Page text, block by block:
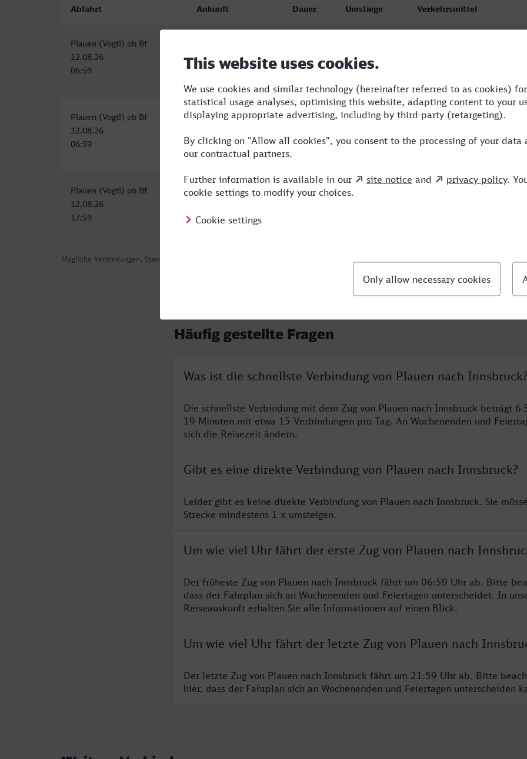
Mögliche Verbindungen, Stand: 2026-07-29 06:46
Abfahrt Ankunft Dauer Umstiege Verkehrsmittel
Plauen (Vogtl) ob Bf
12.08.26
06:59
12.08.26
13:18
Plauen (Vogtl) ob Bf
12.08.26
06:59
Innsbruck Hbf
13:18
6:19 3 RE,RJ,ICE,MRB
Plauen (Vogtl) ob Bf
12.08.26
17:59
Innsbruck Hbf
05:40
11:41 6
Häufig gestellte Fragen
Was ist die schnellste Verbindung von Plauen nach Innsbruck?
Die schnellste Verbindung mit dem Zug von Plauen nach Innsbruck beträgt 6
19 Minuten mit etwa 15 Verbindungen pro Tag. An Wochenenden und
sich die Reisezeit ändern.
Gibt es eine direkte Verbindung von Plauen nach Innsbruck?
Leider gibt es keine direkte Verbindung von Plauen nach Innsbruck. Sie
Strecke mindestens 1 x umsteigen.
Um wie viel Uhr fährt der erste Zug von Plauen nach
Der früheste Zug von Plauen nach Innsbruck fährt um 06:59 Uhr ab. Bitte
dass der Fahrplan sich an Wochenenden und Feiertagen unterscheidet. In
Reiseauskunft erhalten Sie alle Informationen auf einen Blick.
Um wie viel Uhr fährt der letzte Zug von Plauen nach
Der letzte Zug von Plauen nach Innsbruck fährt um 21:59 Uhr ab. Bitte
hier, dass der Fahrplan sich an Wochenenden und Feiertagen unterscheiden